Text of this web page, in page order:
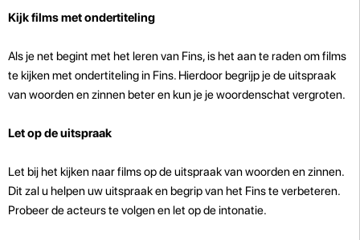
Kijk films met ondertiteling
Als je net begint met het leren van Fins, is het aan te raden om films
te kijken met ondertiteling in Fins. Hierdoor begrijp je de uitspraak
van woorden en zinnen beter en kun je je woordenschat vergroten.
Let op de uitspraak
Let bij het kijken naar films op de uitspraak van woorden en zinnen.
Dit zal u helpen uw uitspraak en begrip van het Fins te verbeteren.
Probeer de acteurs te volgen en let op de intonatie.